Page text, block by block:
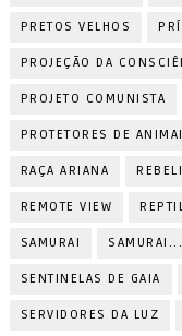
PRETOS VELHOS
PROJEÇÃO DA
PROJETO COMUNISTA
PROTETORES DE
RAÇA ARIANA
REMOTE VIEW
SAMURAI SAMURAI...
SENTINELAS DE GAIA
SERVIDORES DA LUZ